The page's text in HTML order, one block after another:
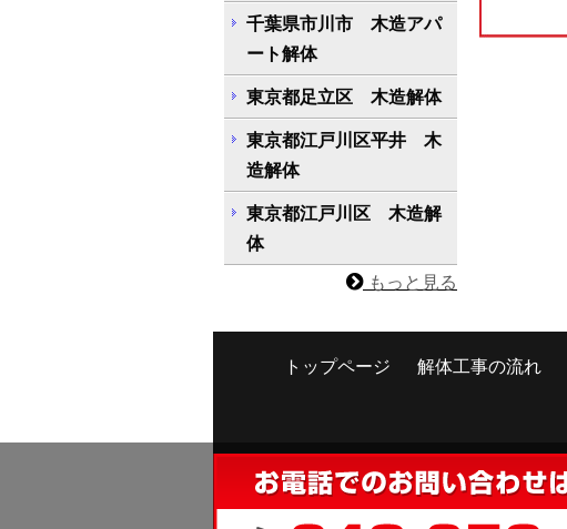
千葉県市川市 木造アパ
ート解体
東京都足立区 木造解体
東京都江戸川区平井 木
造解体
東京都江戸川区 木造解
体
もっと見る
トップページ 解体工事の流れ